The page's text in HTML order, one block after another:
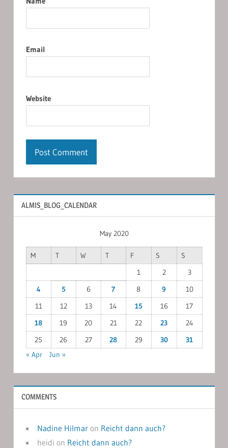
Email
Website
ALMIS_BLOG_CALENDAR
May 2020
M T W T F S
S
1
2
3
4
5 6 7 8 9
10
11
12 13 14 15 16
17
18
19 20 21 22 23
24
25
26 27 28 29 30
31
« Apr
Jun »
COMMENTS
Nadine Hilmaron Reicht dann auch?
heidi on Reicht dann auch?